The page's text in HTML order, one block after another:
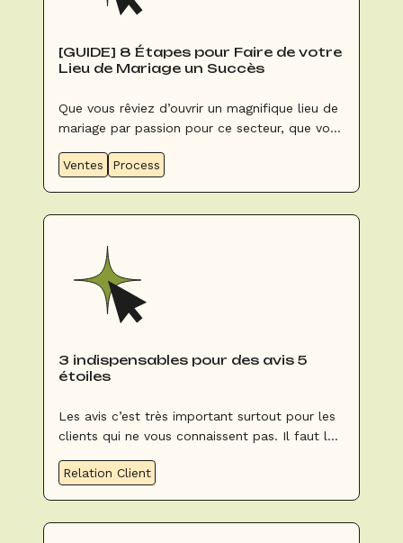
[GUIDE] 8 Étapes pour Faire de votre
Lieu de Mariage un Succès
Que vous rêviez d’ouvrir un magnifique lieu de
mariage par passion pour ce secteur, que vous
contexte actuel pour optimiser votre reprise
Ventes Process
3 indispensables pour des avis 5
étoiles
Les avis c’est très important surtout pour les
clients qui ne vous connaissent pas. Il faut les
meilleures notes possibles (à la loyale bien sûr
Relation Client